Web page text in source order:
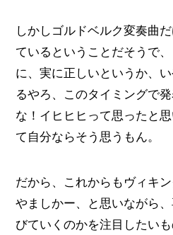
しかしゴルドベルク変奏曲
ているということだそうで
に、実に正しいというか、
るやろ、このタイミングで
な！イヒヒヒって思ったと
て自分ならそう思うもん。
だから、これからもヴィキ
やましかー、と思いながら
びていくのかを注目したい